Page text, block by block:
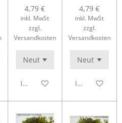
4,79 €
inkl. MwSt
zzgl.
Versandkosten
In den Warenkorb
4,79 €
inkl. MwSt
zzgl.
Versandkosten
In den